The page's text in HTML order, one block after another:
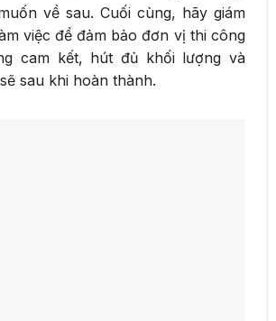
về sau. Cuối cùng, hãy giám
việc để đảm bảo đơn vị thi công
cam kết, hút đủ khối lượng và
sau khi hoàn thành.